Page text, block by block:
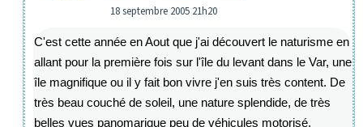
18 septembre 2005 21h20
C'est cette année en Aout que j'ai découvert le naturisme en
allant pour la première fois sur l'île du levant dans le Var, une
île magnifique ou il y fait bon vivre j'en suis très content. De
très beau couché de soleil, une nature splendide, de très
belles vues panomarique peu de véhicules motorisé,